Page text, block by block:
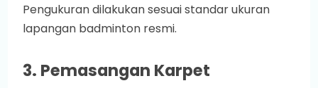
Pengukuran dilakukan sesuai standar ukuran
lapangan badminton resmi.
3. Pemasangan Karpet